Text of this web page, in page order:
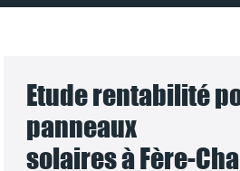
Etude rentabilité
panneaux
solaires à Fère-